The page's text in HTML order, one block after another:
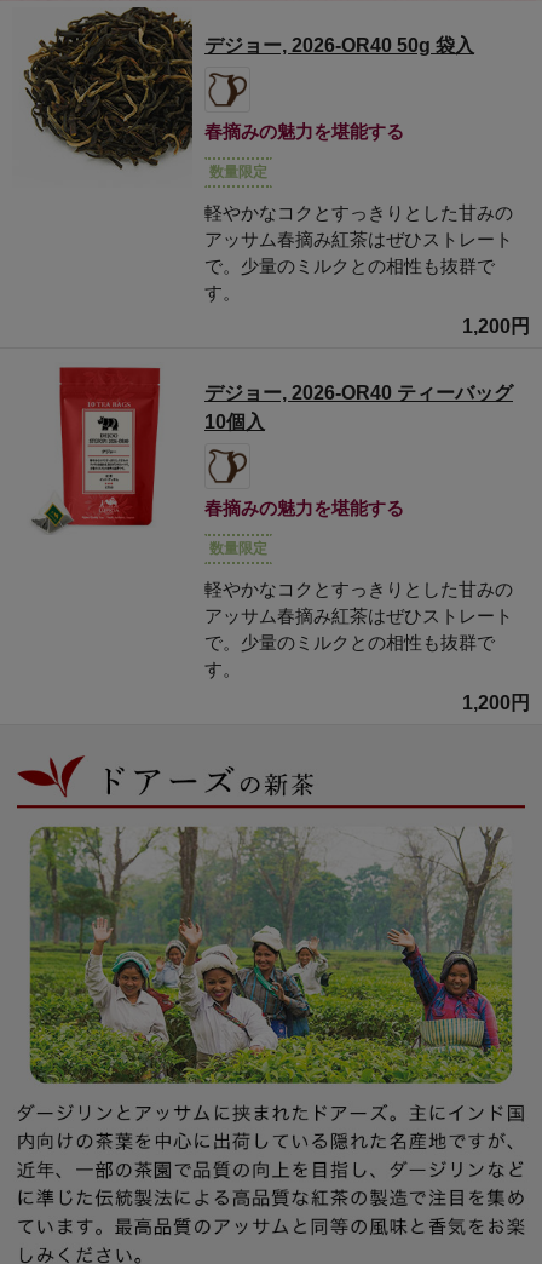
デジョー, 2026-OR40 50g 袋入
春摘みの魅力を堪能する
数量限定
軽やかなコクとすっきりとした甘みの
アッサム春摘み紅茶はぜひストレート
で。少量のミルクとの相性も抜群で
す。
1,200円
デジョー, 2026-OR40 ティーバッグ
10個入
春摘みの魅力を堪能する
数量限定
軽やかなコクとすっきりとした甘みの
アッサム春摘み紅茶はぜひストレート
で。少量のミルクとの相性も抜群で
す。
1,200円